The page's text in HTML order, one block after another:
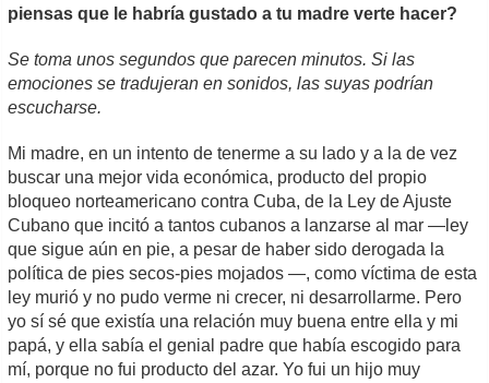
piensas que le habría gustado a tu madre verte hacer?
Se toma unos segundos que parecen minutos. Si las
emociones se tradujeran en sonidos, las suyas podrían
escucharse.
Mi madre, en un intento de tenerme a su lado y a la de vez
buscar una mejor vida económica, producto del propio
bloqueo norteamericano contra Cuba, de la Ley de Ajuste
Cubano que incitó a tantos cubanos a lanzarse al mar —ley
que sigue aún en pie, a pesar de haber sido derogada la
política de pies secos-pies mojados —, como víctima de esta
ley murió y no pudo verme ni crecer, ni desarrollarme. Pero
yo sí sé que existía una relación muy buena entre ella y mi
papá, y ella sabía el genial padre que había escogido para
mí, porque no fui producto del azar. Yo fui un hijo muy